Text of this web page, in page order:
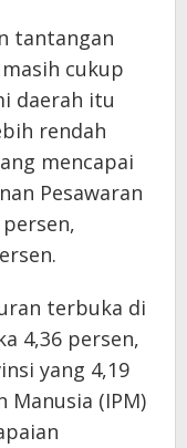
tantangan
cukup
daerah itu
rendah
mencapai
Pesawaran
terbuka di
4,36 persen,
yang 4,19
Manusia (IPM)